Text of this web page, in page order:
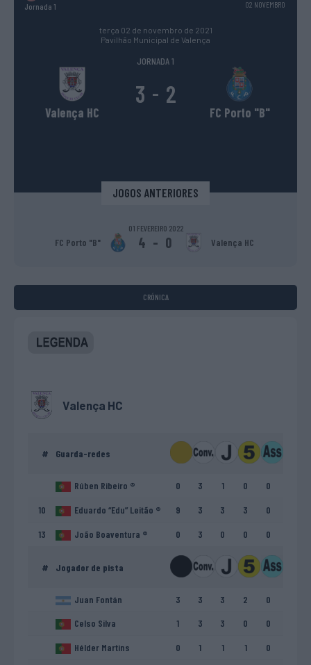
Jornada 1
02 NOVEMBRO
terça 02 de novembro de 2021
Pavilhão Municipal de Valença
JORNADA 1
Valença HC
3 - 2
FC Porto "B"
JOGOS ANTERIORES
01 FEVEREIRO 2022
FC Porto "B" 4 - 0 Valença HC
CRÓNICA
Valença HC
# Guarda-redes
Rúben Ribeiro ® 0 3 1 0 0
10 Eduardo “Edu” Leitão ® 9 3 3 3 0
13 João Boaventura ® 0 3 0 0 0
# Jogador de pista
Juan Fontán 3 3 3 2
0
Celso Silva
1 3 3 0 0
Hélder Martins 0 1 1 1 0